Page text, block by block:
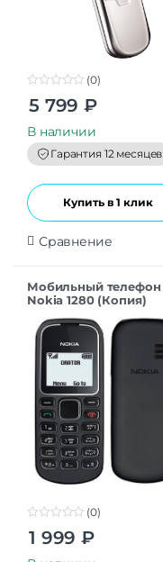
o
t
o
f
5
(0)
5 799 ₽
В наличии
Гарантия 12 месяцев
Купить в 1 клик
Сравнение
Мобильный телефон
Nokia 1280 (Копия)
(0)
1 999 ₽